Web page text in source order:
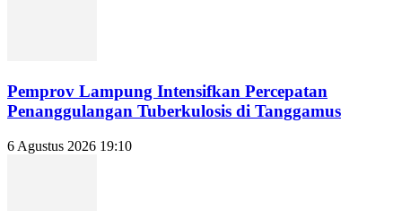
Pemprov Lampung Intensifkan Percepatan
Penanggulangan Tuberkulosis di Tanggamus
6 Agustus 2026 19:10